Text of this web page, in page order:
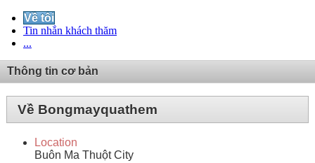
Về tôi
Tin nhắn khách thăm
...
Thông tin cơ bản
Về Bongmayquathem
Location
Buôn Ma Thuột City